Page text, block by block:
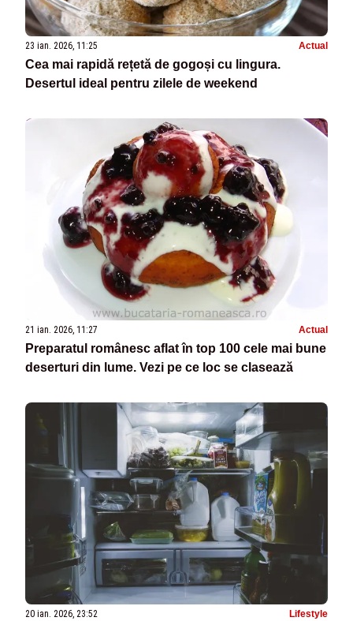
23 ian. 2026, 11:25 Actual
Cea mai rapidă rețetă de gogoși cu lingura.
Desertul ideal pentru zilele de weekend
21 ian. 2026, 11:27 Actual
Preparatul românesc aflat în top 100 cele mai bune
deserturi din lume. Vezi pe ce loc se clasează
20 ian. 2026, 23:52 Lifestyle